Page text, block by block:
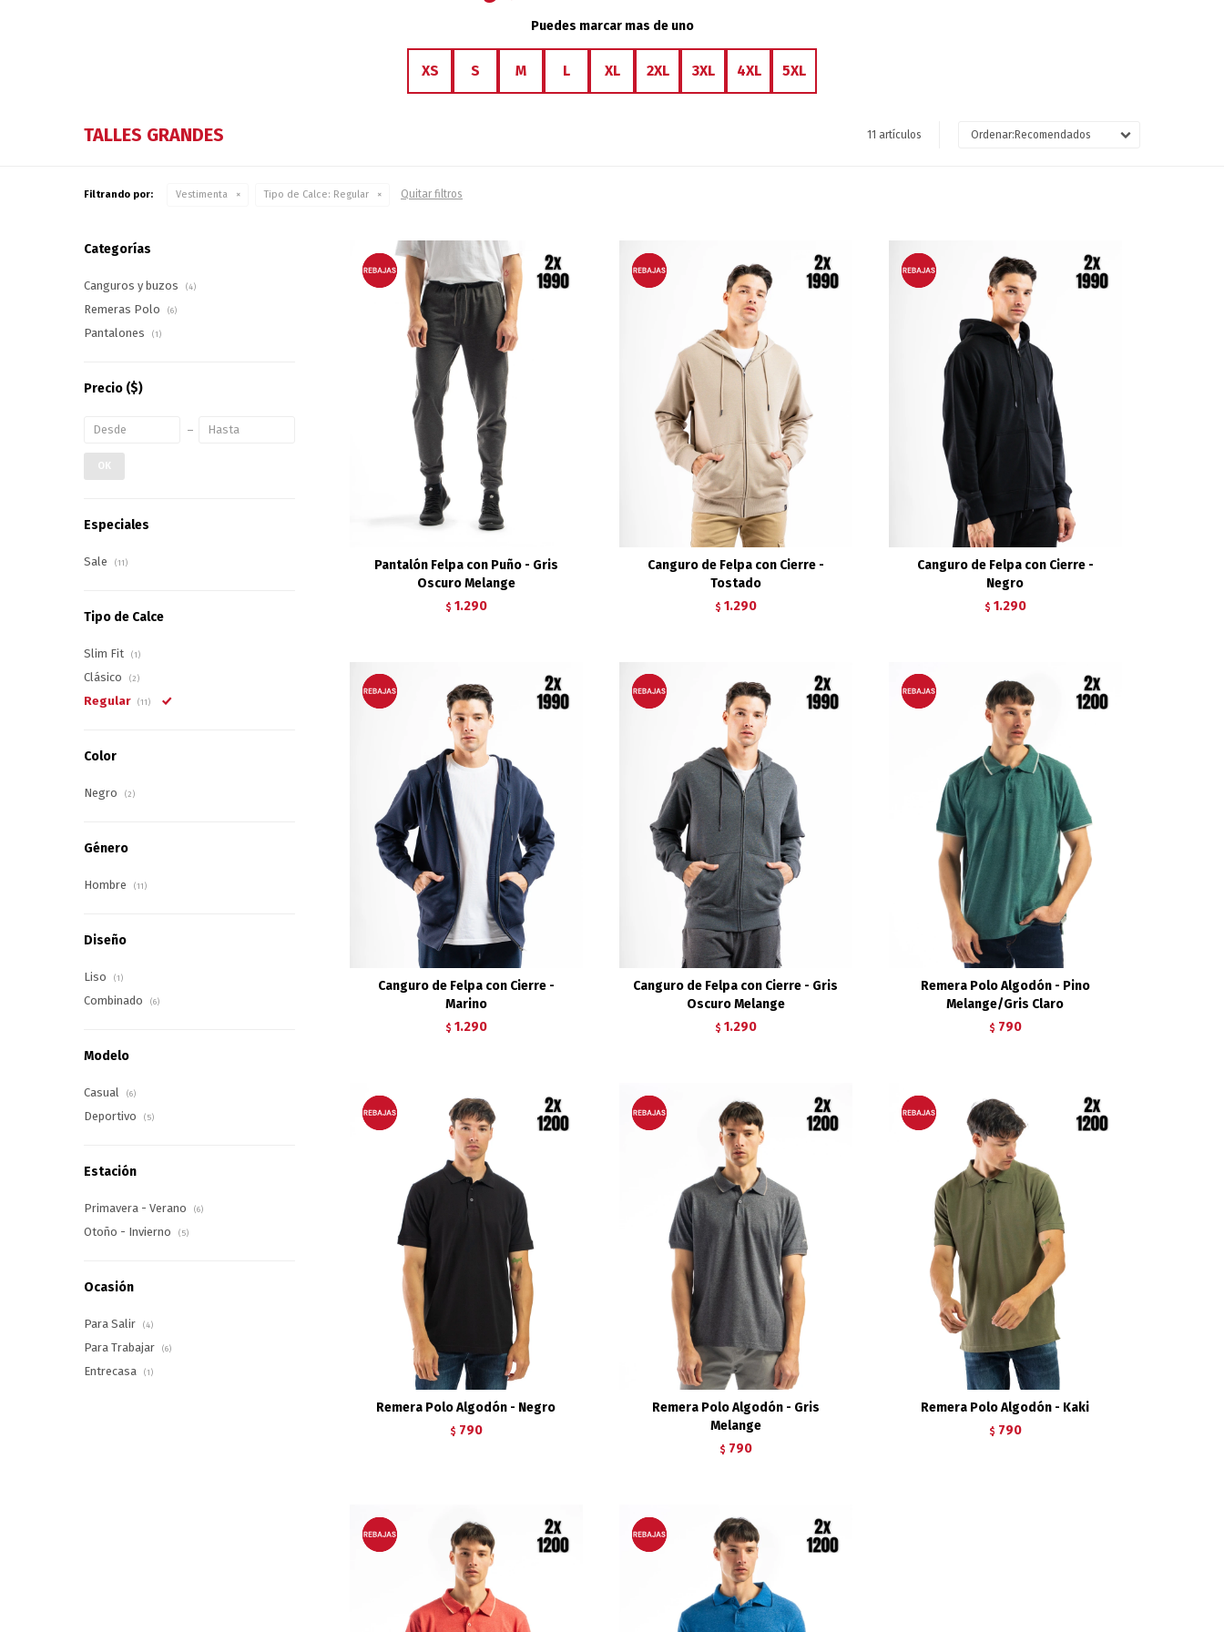
Puedes marcar mas de uno
XS S M L XL 2XL 3XL 4XL 5XL
TALLES GRANDES 11 artículos Recomendados
Filtrando por: Vestimenta Tipo de Calce: Regular Quitar filtros
Pantalón Felpa con Puño - Gris
Oscuro Melange
$ 1.290
Canguro de Felpa con Cierre -
Tostado
$ 1.290
Canguro de Felpa con Cierre -
Negro
$ 1.290
Canguro de Felpa con Cierre -
Marino
$ 1.290
Canguro de Felpa con Cierre - Gris
Oscuro Melange
$ 1.290
Remera Polo Algodón - Pino
Melange/Gris Claro
$ 790
Remera Polo Algodón - Negro
$ 790
Remera Polo Algodón - Gris
Melange
$ 790
Remera Polo Algodón - Kaki
$ 790
Categorías
Canguros y buzos (4)
Remeras Polo (6)
Pantalones (1)
Precio ($)
OK
Especiales
Sale (11)
Tipo de Calce
Slim Fit (1)
Clásico (2)
Regular (11)
Color
Negro (2)
Género
Hombre (11)
Diseño
Liso (1)
Combinado (6)
Modelo
Casual (6)
Deportivo (5)
Estación
Primavera - Verano (6)
Otoño - Invierno (5)
Ocasión
Para Salir (4)
Para Trabajar (6)
Entrecasa (1)